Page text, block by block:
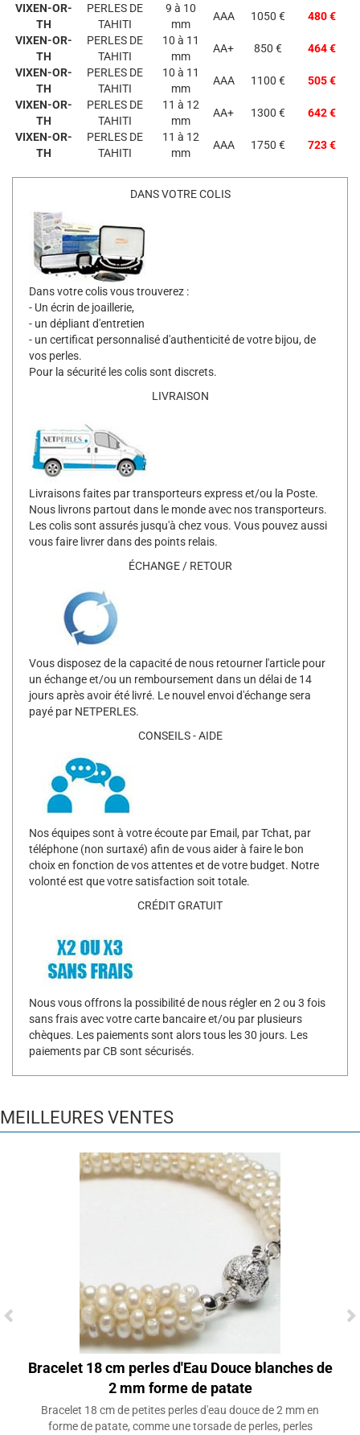
VIXEN-OR-
TH
PERLES DE
TAHITI
9 à 10
mm
AAA 1050 €
480 €
VIXEN-OR-
TH
PERLES DE
TAHITI
10 à 11
mm
AA+ 850 €
464 €
VIXEN-OR-
TH
PERLES DE
TAHITI
10 à 11
mm
AAA 1100 €
505 €
VIXEN-OR-
TH
PERLES DE
TAHITI
11 à 12
mm
AA+ 1300 €
642 €
VIXEN-OR-
TH
PERLES DE
TAHITI
11 à 12
mm
AAA 1750 € 723 €
DANS VOTRE COLIS
Dans votre colis vous trouverez :
- Un écrin de joaillerie,
- un dépliant d'entretien
- un certificat personnalisé d'authenticité de votre bijou, de
vos perles.
Pour la sécurité les colis sont discrets.
LIVRAISON
Livraisons faites par transporteurs express et/ou la Poste.
Nous livrons partout dans le monde avec nos transporteurs.
Les colis sont assurés jusqu'à chez vous. Vous pouvez aussi
vous faire livrer dans des points relais.
ÉCHANGE / RETOUR
Vous disposez de la capacité de nous retourner l'article pour
un échange et/ou un remboursement dans un délai de 14
jours après avoir été livré. Le nouvel envoi d'échange sera
payé par NETPERLES.
CONSEILS - AIDE
Nos équipes sont à votre écoute par Email, par Tchat, par
téléphone (non surtaxé) afin de vous aider à faire le bon
choix en fonction de vos attentes et de votre budget. Notre
volonté est que votre satisfaction soit totale.
CRÉDIT GRATUIT
Nous vous offrons la possibilité de nous régler en 2 ou 3 fois
sans frais avec votre carte bancaire et/ou par plusieurs
chèques. Les paiements sont alors tous les 30 jours. Les
paiements par CB sont sécurisés.
MEILLEURES VENTES
Bracelet 18 cm perles d'Eau Douce blanches de
2 mm forme de patate
Bracelet 18 cm de petites perles d'eau douce de 2 mm en
forme de patate, comme une torsade de perles, perles